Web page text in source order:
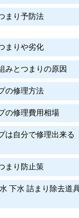
まり予防法
まりや劣化
みとつまりの原因
の修理方法
の修理費用相場
は自分で修理出来る
まり防止策
下水 詰まり除去道